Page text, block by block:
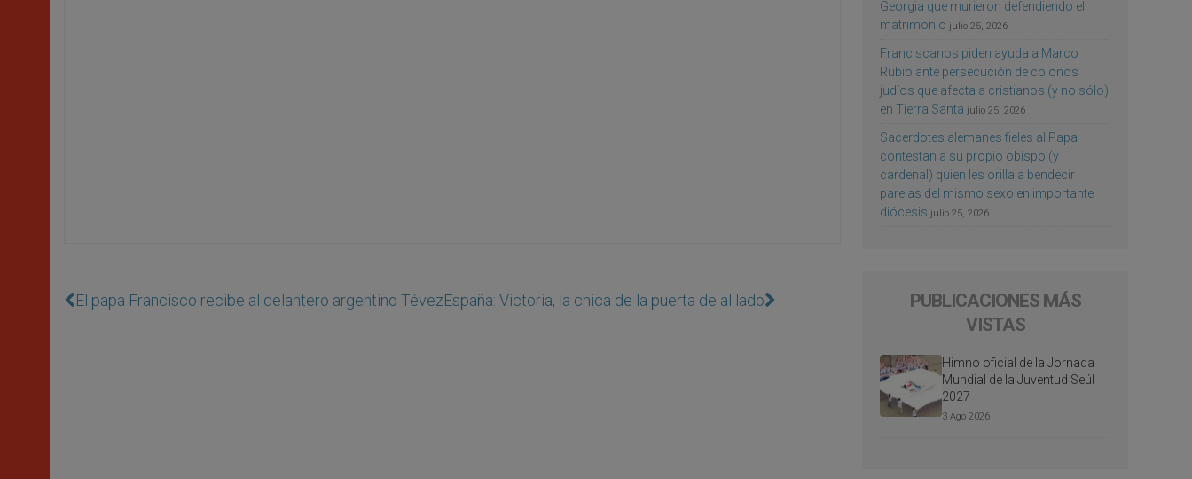
El papa Francisco recibe al delantero argentino TévezEspaña: Victoria, la chica de la puerta de al lado
Georgia que murieron defendiendo el
matrimonio julio 25, 2026
Franciscanos piden ayuda a Marco
Rubio ante persecución de colonos
judíos que afecta a cristianos (y no sólo)
en Tierra Santa julio 25, 2026
Sacerdotes alemanes fieles al Papa
contestan a su propio obispo (y
cardenal) quien les orilla a bendecir
parejas del mismo sexo en importante
diócesis julio 25, 2026
PUBLICACIONES MÁS
VISTAS
Himno oficial de la Jornada
Mundial de la Juventud Seúl
2027
3 Ago 2026